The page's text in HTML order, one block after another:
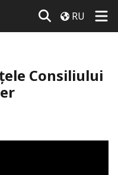
RU
Consiliului